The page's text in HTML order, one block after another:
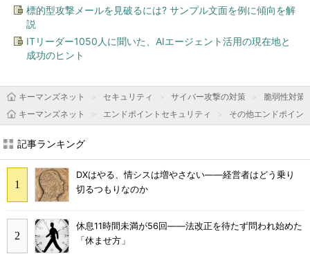
標的型攻撃メールを見破るには? サンプル文面を例に傾向を解
説
ITリーダー1050人に聞いた、AIエージェント活用の現在地と
成功のヒント
キーマンズネット セキュリティ サイバー攻撃の対策
脆弱性対策
キーマンズネット
エンドポイントセキュリティ その他エンドポイン
記事ランキング
DXはやる、情シスは増やさない――経営者はどう乗り
切るつもりなのか
休息11時間未満が56回――法改正を待たず問われ始めた
「休ませ方」